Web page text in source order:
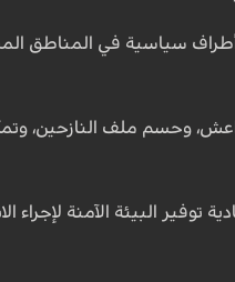
أطراف سياسية في
وحسم ملف النازحين،
على أن "تتولى الحكومة الاتحادية توفير